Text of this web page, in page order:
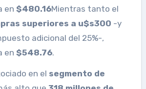
en $480.16Mientras tanto el
superiores a u$s300 -y
adicional del 25%-,
en $548.76.
en el segmento de